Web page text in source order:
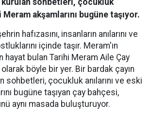
kurulan sohbetleri, çocukluk
Meram akşamlarını bugüne taşıyor.
hafızasını, insanların anılarını ve
içinde taşır. Meram'ın
hayat bulan Tarihi Meram Aile Çay
böyle bir yer. Bir bardak çayın
sohbetleri, çocukluk anılarını ve eski
bugüne taşıyan çay bahçesi,
aynı masada buluşturuyor.